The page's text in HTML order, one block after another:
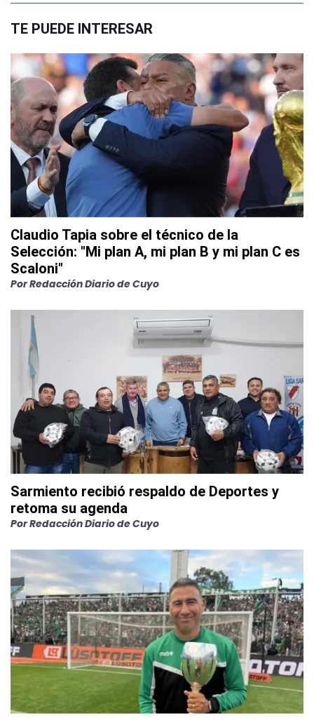
TE PUEDE INTERESAR
Claudio Tapia sobre el técnico de la
Selección: "Mi plan A, mi plan B y mi plan C es
Scaloni"
PorRedacción Diario de Cuyo
Sarmiento recibió respaldo de Deportes y
retoma su agenda
PorRedacción Diario de Cuyo